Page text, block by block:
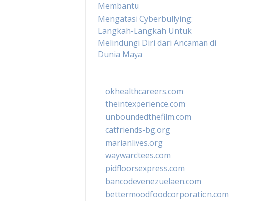
Membantu
Mengatasi Cyberbullying:
Langkah-Langkah Untuk
Melindungi Diri dari Ancaman di
Dunia Maya
okhealthcareers.com
theintexperience.com
unboundedthefilm.com
catfriends-bg.org
marianlives.org
waywardtees.com
pidfloorsexpress.com
bancodevenezuelaen.com
bettermoodfoodcorporation.com